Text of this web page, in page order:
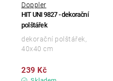
HIT UNI 9827 - dekorační
polštářek
Doppler
239 Kč
dekorační polštářek,
40x40 cm